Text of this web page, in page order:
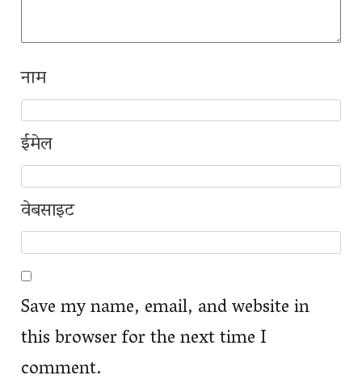
नाम
ईमेल
वेबसाइट
Save my name, email, and website in
this browser for the next time I
comment.